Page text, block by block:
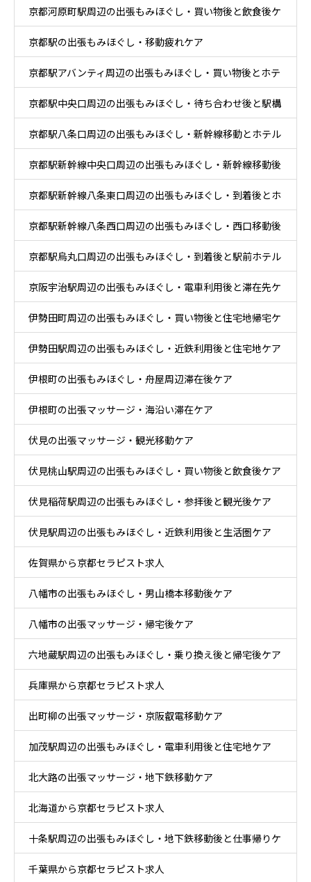
京都河原町駅周辺の出張もみほぐし・買い物後と飲食後ケ
ア
京都駅の出張もみほぐし・移動疲れケア
京都駅アバンティ周辺の出張もみほぐし・買い物後とホテ
ル休息ケア
京都駅中央口周辺の出張もみほぐし・待ち合わせ後と駅構
内移動ケア
京都駅八条口周辺の出張もみほぐし・新幹線移動とホテル
滞在ケア
京都駅新幹線中央口周辺の出張もみほぐし・新幹線移動後
と乗換ケア
京都駅新幹線八条東口周辺の出張もみほぐし・到着後とホ
テル休息ケア
京都駅新幹線八条西口周辺の出張もみほぐし・西口移動後
とホテル休息ケア
京都駅烏丸口周辺の出張もみほぐし・到着後と駅前ホテル
ケア
京阪宇治駅周辺の出張もみほぐし・電車利用後と滞在先ケ
ア
伊勢田町周辺の出張もみほぐし・買い物後と住宅地帰宅ケ
ア
伊勢田駅周辺の出張もみほぐし・近鉄利用後と住宅地ケア
伊根町の出張もみほぐし・舟屋周辺滞在後ケア
伊根町の出張マッサージ・海沿い滞在ケア
伏見の出張マッサージ・観光移動ケア
伏見桃山駅周辺の出張もみほぐし・買い物後と飲食後ケア
伏見稲荷駅周辺の出張もみほぐし・参拝後と観光後ケア
伏見駅周辺の出張もみほぐし・近鉄利用後と生活圏ケア
佐賀県から京都セラピスト求人
八幡市の出張もみほぐし・男山橋本移動後ケア
八幡市の出張マッサージ・帰宅後ケア
六地蔵駅周辺の出張もみほぐし・乗り換え後と帰宅後ケア
兵庫県から京都セラピスト求人
出町柳の出張マッサージ・京阪叡電移動ケア
加茂駅周辺の出張もみほぐし・電車利用後と住宅地ケア
北大路の出張マッサージ・地下鉄移動ケア
北海道から京都セラピスト求人
十条駅周辺の出張もみほぐし・地下鉄移動後と仕事帰りケ
ア
千葉県から京都セラピスト求人